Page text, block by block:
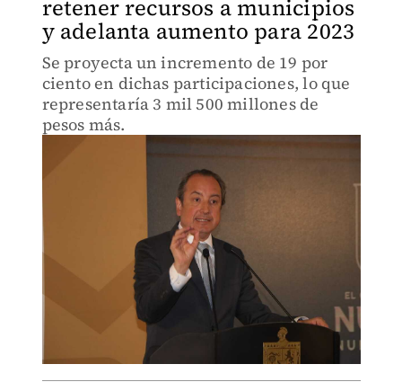
retener recursos a municipios
y adelanta aumento para 2023
Se proyecta un incremento de 19 por
ciento en dichas participaciones, lo que
representaría 3 mil 500 millones de
pesos más.